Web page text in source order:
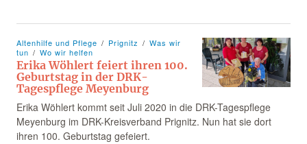
Altenhilfe und Pflege Prignitz
Was wir
tun
Wo wir helfen
Erika Wöhlert feiert ihren 100.
Geburtstag in der DRK-
Tagespflege Meyenburg
Erika Wöhlert kommt seit Juli 2020 in die DRK-Tagespflege
Meyenburg im DRK-Kreisverband Prignitz. Nun hat sie dort
ihren 100. Geburtstag gefeiert.